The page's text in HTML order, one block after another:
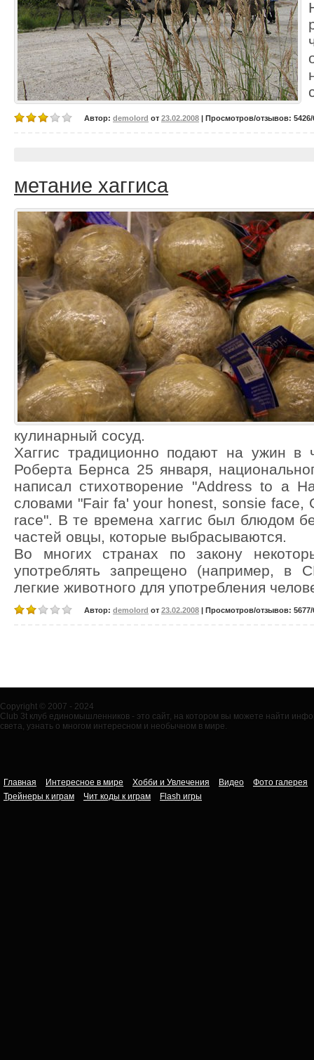
Автор: demolord от 23.02.2008 | Просмотров/отзывов: 5426/
метание хаггиса
кулинарный сосуд.
Хаггис традиционно подают на ужин в
Роберта Бернса 25 января,
написал стихотворение "Address to a
словами "Fair fa' your honest, sonsie face,
race". В те времена хаггис был блюдом
частей овцы, которые выбрасываются.
Во многих странах по закону
употреблять запрещено (например, в
легкие животного для употребления
Автор: demolord от 23.02.2008 | Просмотров/отзывов: 5677/
Copyright © 2007 - 2024
Club 3t клуб единомышленников - это сайт, на котором вы можете найти
света, узнать о многом интересном и необычном в мире.
Главная Интересное в мире Хобби и Увлечения Видео
Фото галерея
Трейнеры к играм
Чит коды к играм Flash игры